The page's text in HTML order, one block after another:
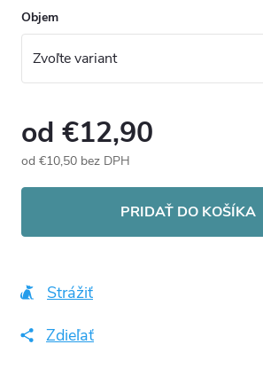
Objem
od €12,90
od €10,50 bez DPH
PRIDAŤ DO KOŠÍKA
Strážiť
Zdieľať